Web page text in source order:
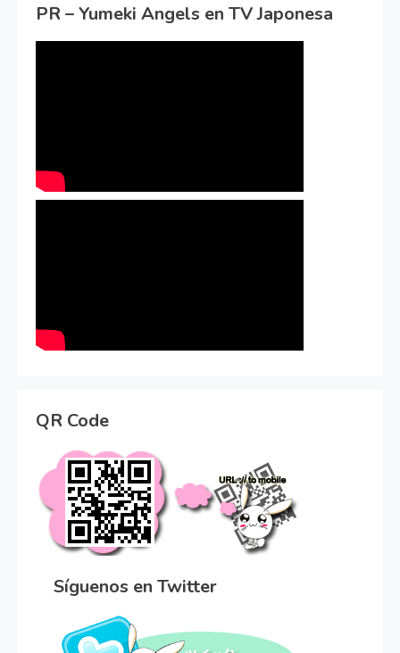
PR – Yumeki Angels en TV Japonesa
QR Code
Síguenos en Twitter